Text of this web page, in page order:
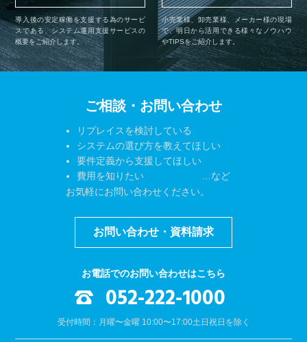
導入後の安定稼働を支援する為のサービ
スである、システム運用支援サービスの
概要をご紹介します。
小売業様、卸売業様、メーカー様の現場
で、明日から活用できる様々なノウハウ
やTIPSをご紹介します。
ご相談・お問い合わせ
リプレイスを検討している
システムの選び方を教えてほしい
要件定義から支援してほしい
費用を知りたい …など
お気軽にお問い合わせください。
お問い合わせ・資料請求
お電話でのお問い合わせはこちら
052-222-1000
受付時間：月曜〜金曜 10:00〜17:00土日祝日を除く